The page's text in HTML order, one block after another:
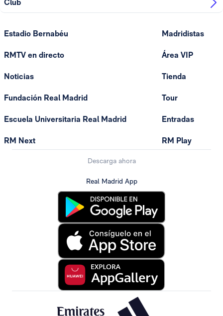
Club
Estadio Bernabéu
RMTV en directo
Noticias
Fundación Real Madrid
Escuela Universitaria Real Madrid
RM Next
Madridistas
Área VIP
Tienda
Tour
Entradas
RM Play
Descarga ahora
Real Madrid App